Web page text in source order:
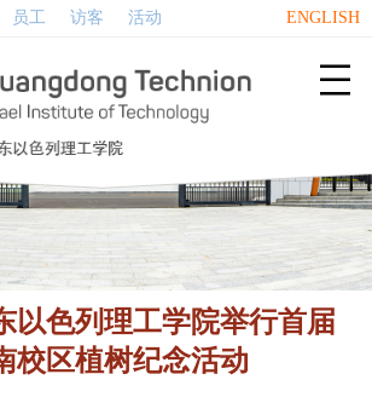
员工 访客 活动 ENGLISH

以色列理工学院举行首届
校区植树纪念活动